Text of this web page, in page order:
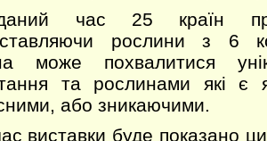
час 25 країн
рослини з 6
може похвалитися
та рослинами які є
або зникаючими.
виставки буде показано